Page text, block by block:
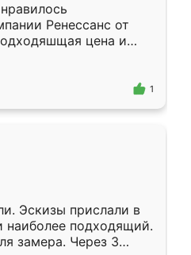
Ренессанс от
цена и
Приехавший
Владислав
эскизу самый
1
Эскизы прислали в
наиболее подходящий.
замера. Через 3